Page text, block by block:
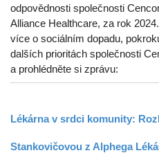
odpovědnosti společnosti
Alliance Healthcare, za rok
více o sociálním dopadu,
dalších prioritách společnosti
a prohlédněte si zprávu:
Lékárna v srdci komunity:
Stankovičovou z Alphega